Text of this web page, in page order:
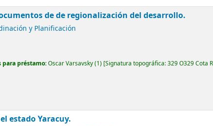
de de regionalización del desarrollo.
y Planificación
para préstamo:Oscar Varsavsky(1) Signatura topográfica:329 O329 Cota
estado Yaracuy.